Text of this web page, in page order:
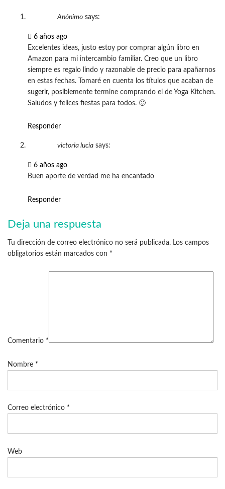
Anónimo says:
6 años ago
Excelentes ideas, justo estoy por comprar algún libro en
Amazon para mi intercambio familiar. Creo que un libro
siempre es regalo lindo y razonable de precio para apañarnos
en estas fechas. Tomaré en cuenta los títulos que acaban de
sugerir, posiblemente termine comprando el de Yoga Kitchen.
Saludos y felices fiestas para todos. 🙂
Responder
victoria lucia says:
6 años ago
Buen aporte de verdad me ha encantado
Responder
Deja una respuesta
Tu dirección de correo electrónico no será publicada. Los campos
obligatorios están marcados con *
Comentario *
Nombre *
Correo electrónico *
Web